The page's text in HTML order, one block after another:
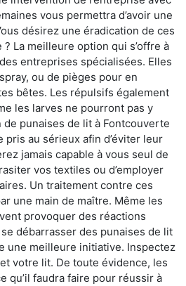
vous permettra d’avoir une
désirez une éradication de ces
La meilleure option qui s’offre à
entreprises spécialisées. Elles
ou de pièges pour en
bêtes. Les répulsifs également
les larves ne pourront pas y
punaises de lit à Fontcouverte
au sérieux afin d’éviter leur
jamais capable à vous seul de
vos textiles ou d’employer
Un traitement contre ces
une main de maître. Même les
provoquer des réactions
débarrasser des punaises de lit
une meilleure initiative. Inspectez
votre lit. De toute évidence, les
qu’il faudra faire pour réussir à